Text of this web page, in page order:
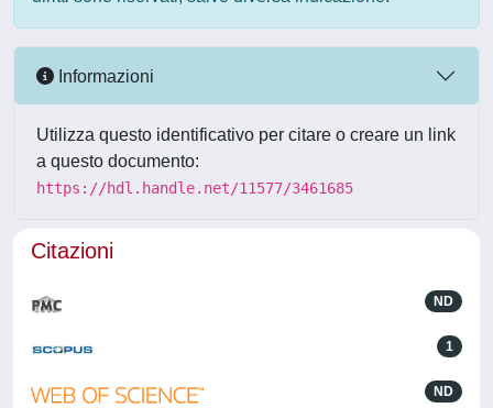
Informazioni
Utilizza questo identificativo per citare o creare un link
a questo documento:
https://hdl.handle.net/11577/3461685
Citazioni
ND
1
ND